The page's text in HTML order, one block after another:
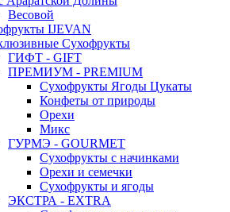
Весовой
IJEVAN
Сухофрукты
ГИФТ - GIFT
ПРЕМИУМ - PREMIUM
Сухофрукты Ягоды Цукаты
Конфеты от природы
Орехи
Микс
ГУРМЭ - GOURMET
Сухофрукты с начинками
Орехи и семечки
Сухофрукты и ягоды
ЭКСТРА - EXTRA